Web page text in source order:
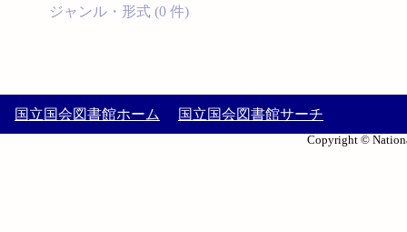
ジャンル・形式 (0 件)
国立国会図書館ホーム 国立国会図書館サーチ
Copyright ©